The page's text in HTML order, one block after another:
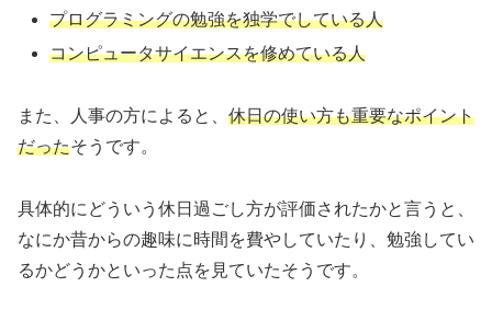
プログラミングの勉強を独学でしている人
コンピュータサイエンスを修めている人
また、人事の方によると、 休日の使い方も重要なポイント
だったそうです。
具体的にどういう休日過ごし方が評価されたかと言うと、
なにか昔からの趣味に時間を費やしていたり、勉強してい
るかどうかといった点を見ていたそうです。